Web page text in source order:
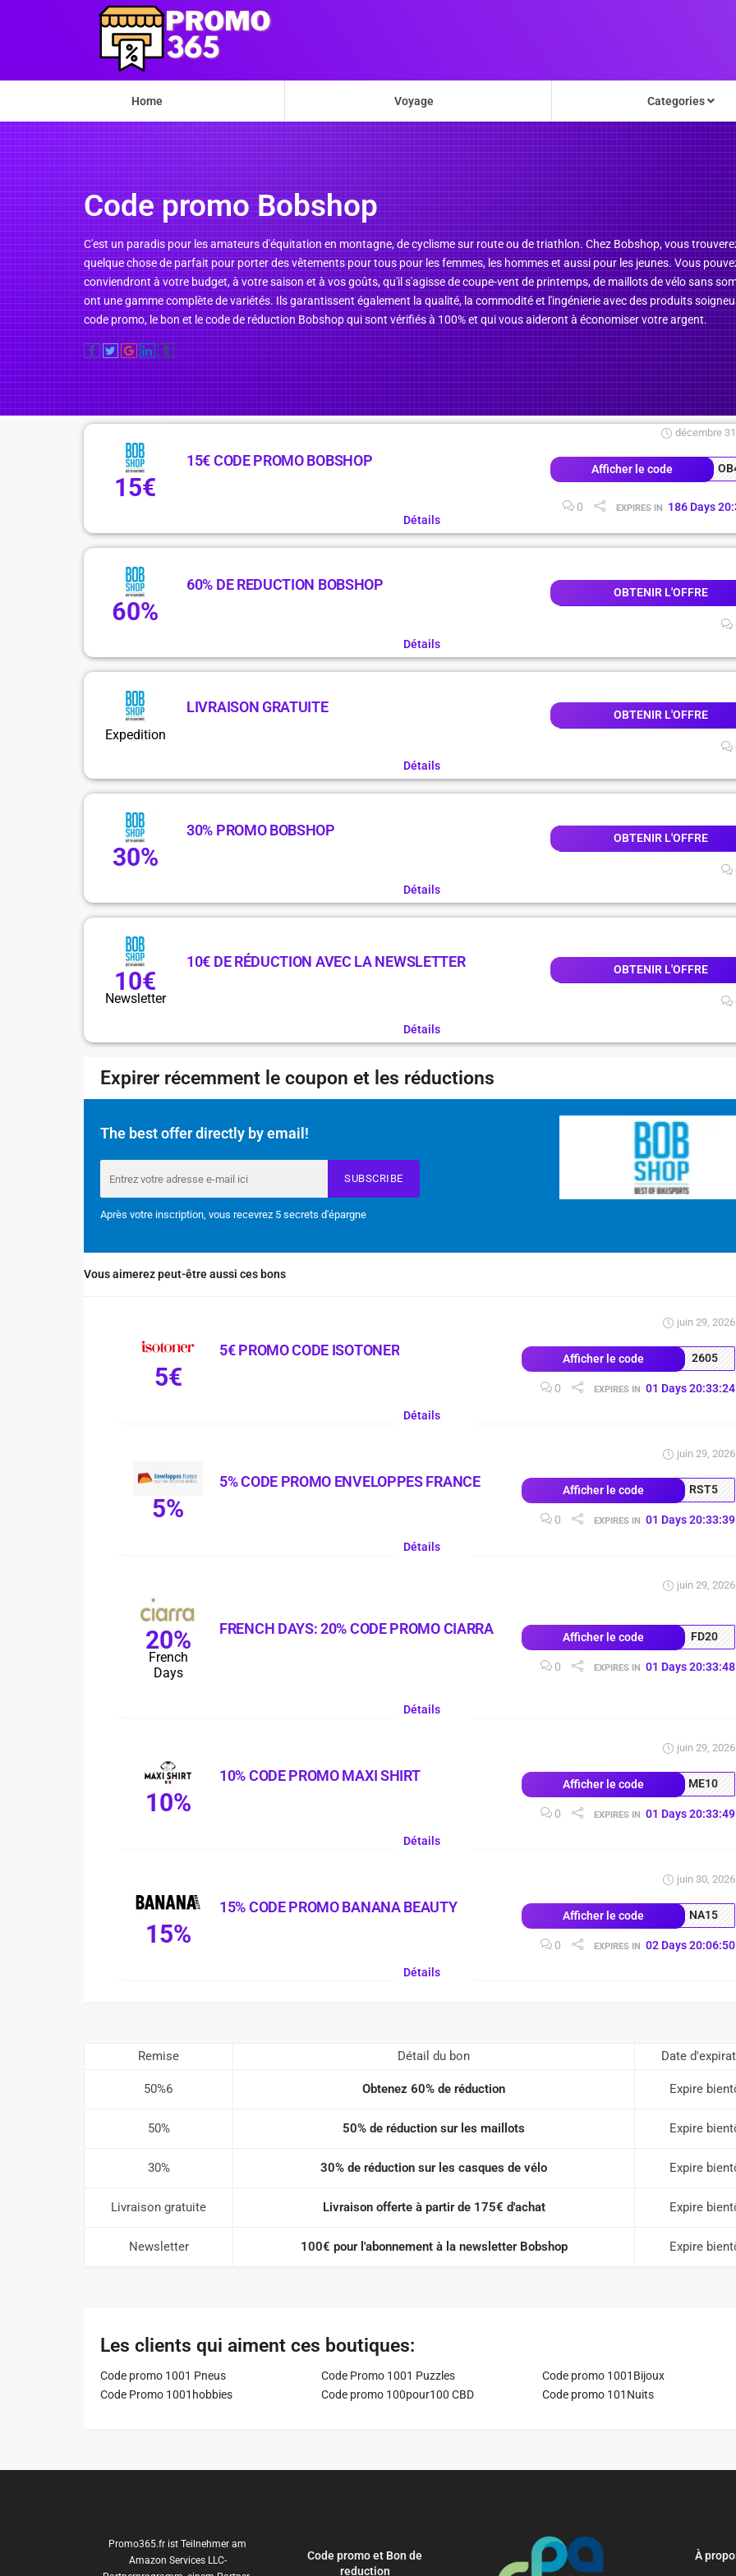
Home Voyage Categories
Code promo Bobshop
C'est un paradis pour les amateurs d'équitation en montagne, de cyclisme sur route ou de triathlon. Chez Bobshop, vous
quelque chose de parfait pour porter des vêtements pour tous pour les femmes, les hommes et aussi pour les jeunes. Vous
conviendront à votre budget, à votre saison et à vos goûts, qu'il s'agisse de coupe-vent de printemps, de maillots de vélo sans
ont une gamme complète de variétés. Ils garantissent également la qualité, la commodité et l'ingénierie avec des produits
code promo, le bon et le code de réduction Bobshop qui sont vérifiés à 100% et qui vous aideront à économiser votre argent.
15€
15€ CODE PROMO BOBSHOP
décembre
Afficher le code
0 EXPIRES IN 186 Days 20:
Détails
60%
60% DE REDUCTION BOBSHOP OBTENIR L'OFFRE
Détails
Expedition
LIVRAISON GRATUITE OBTENIR L'OFFRE
Détails
30%
30% PROMO BOBSHOP OBTENIR L'OFFRE
Détails
10€
Newsletter
10€ DE RÉDUCTION AVEC LA NEWSLETTER OBTENIR L'OFFRE
Détails
Expirer récemment le coupon et les réductions
The best offer directly by email!
SUBSCRIBE
Après votre inscription, vous recevrez 5 secrets d'épargne
Vous aimerez peut-être aussi ces bons
5€
5€ PROMO CODE ISOTONER
juin 29, 2026
Afficher le code 2605
0 EXPIRES IN 01 Days 20:33:23
Détails
5%
5% CODE PROMO ENVELOPPES FRANCE
juin 29, 2026
Afficher le code RST5
0 EXPIRES IN 01 Days 20:33:38
Détails
20%
French
Days
FRENCH DAYS: 20% CODE PROMO CIARRA
juin 29, 2026
Afficher le code FD20
0 EXPIRES IN 01 Days 20:33:47
Détails
10%
10% CODE PROMO MAXI SHIRT
juin 29, 2026
Afficher le code ME10
0 EXPIRES IN 01 Days 20:33:48
Détails
15%
15% CODE PROMO BANANA BEAUTY
juin 30, 2026
Afficher le code NA15
0 EXPIRES IN 02 Days 20:06:49
Détails
Remise Détail du bon Date
50%6 Obtenez 60% de réduction Expire
50% 50% de réduction sur les maillots Expire
30% 30% de réduction sur les casques de vélo Expire
Livraison gratuite Livraison offerte à partir de 175€ d'achat Expire
Newsletter 100€ pour l'abonnement à la newsletter Bobshop Expire
Les clients qui aiment ces boutiques:
Code promo 1001 Pneus Code Promo 1001 Puzzles
Code promo 1001Bijoux
Code Promo 1001hobbies
Code promo 100pour100 CBD Code promo 101Nuits
Promo365.fr ist Teilnehmer am
Amazon Services LLC-
Code promo et Bon de
reduction
À